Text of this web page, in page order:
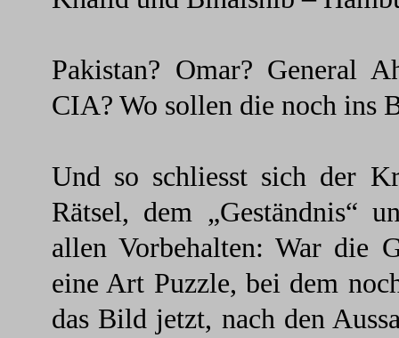
Pakistan? Omar? General
CIA? Wo sollen die noch ins
Und so schliesst sich der
Rätsel, dem „Geständnis“
allen Vorbehalten: War die
eine Art Puzzle, bei dem
das Bild jetzt, nach den